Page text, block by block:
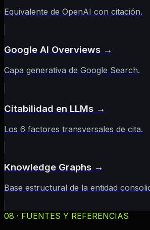
Equivalente de OpenAI con citación.
Google AI Overviews →
Capa generativa de Google Search.
Citabilidad en LLMs →
Los 6 factores transversales de cita.
Knowledge Graphs →
Base estructural de la entidad
08 · FUENTES Y REFERENCIAS